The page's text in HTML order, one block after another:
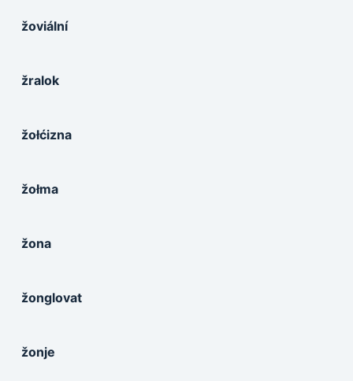
žoviální
žralok
žołćizna
žołma
žona
žonglovat
žonje